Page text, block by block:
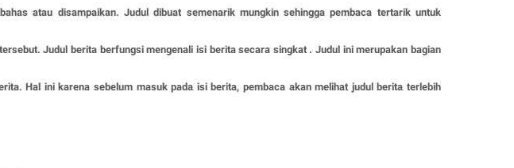
atau disampaikan. Judul dibuat semenarik mungkin sehingga pembaca tertarik untuk
Judul berita berfungsi mengenali isi berita secara singkat . Judul ini merupakan bagian
Hal ini karena sebelum masuk pada isi berita, pembaca akan melihat judul berita terlebih